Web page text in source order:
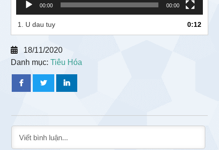
00:00 00:00
1. U dau tuy 0:12
18/11/2020
Danh mục:Tiêu Hóa